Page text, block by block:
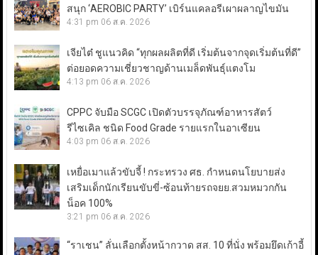
สนุก ‘AEROBIC PARTY’ เบิร์นแคลอรีเผาผลาญไขมัน
4:31 pm 06 ส.ค. 2026
เจียไต๋ ชูแนวคิด “ทุกผลผลิตที่ดี เริ่มต้นจากจุดเริ่มต้นที่ดี”
ต่อยอดความเชี่ยวชาญด้านเมล็ดพันธุ์แตงโม
4:13 pm 06 ส.ค. 2026
CPPC จับมือ SCGC เปิดตัวบรรจุภัณฑ์อาหารสัตว์
รีไซเคิล ชนิด Food Grade รายแรกในอาเซียน
4:03 pm 06 ส.ค. 2026
เหยื่อเมาแล้วขับจี้ ! กระทรวง ศธ. กำหนดนโยบายส่ง
เสริมเด็กนักเรียนขับขี่-ซ้อนท้ายรถจยย.สวมหมวกกัน
น็อค 100%
3:21 pm 06 ส.ค. 2026
“ราเชน” ลั่นเลือกตั้งหน้ากวาด สส. 10 ที่นั่ง พร้อมยึดเก้าอี้